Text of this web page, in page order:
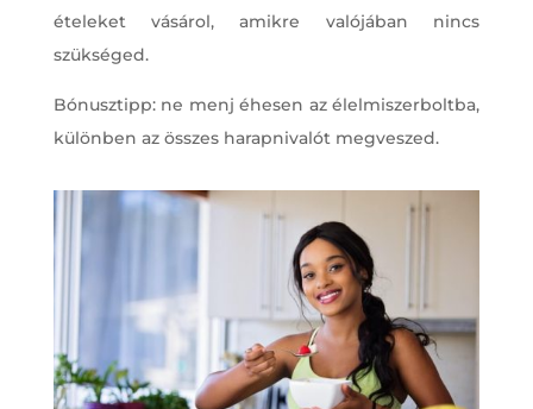
ételeket vásárol, amikre valójában nincs
szükséged.
Bónusztipp: ne menj éhesen az élelmiszerboltba,
különben az összes harapnivalót megveszed.